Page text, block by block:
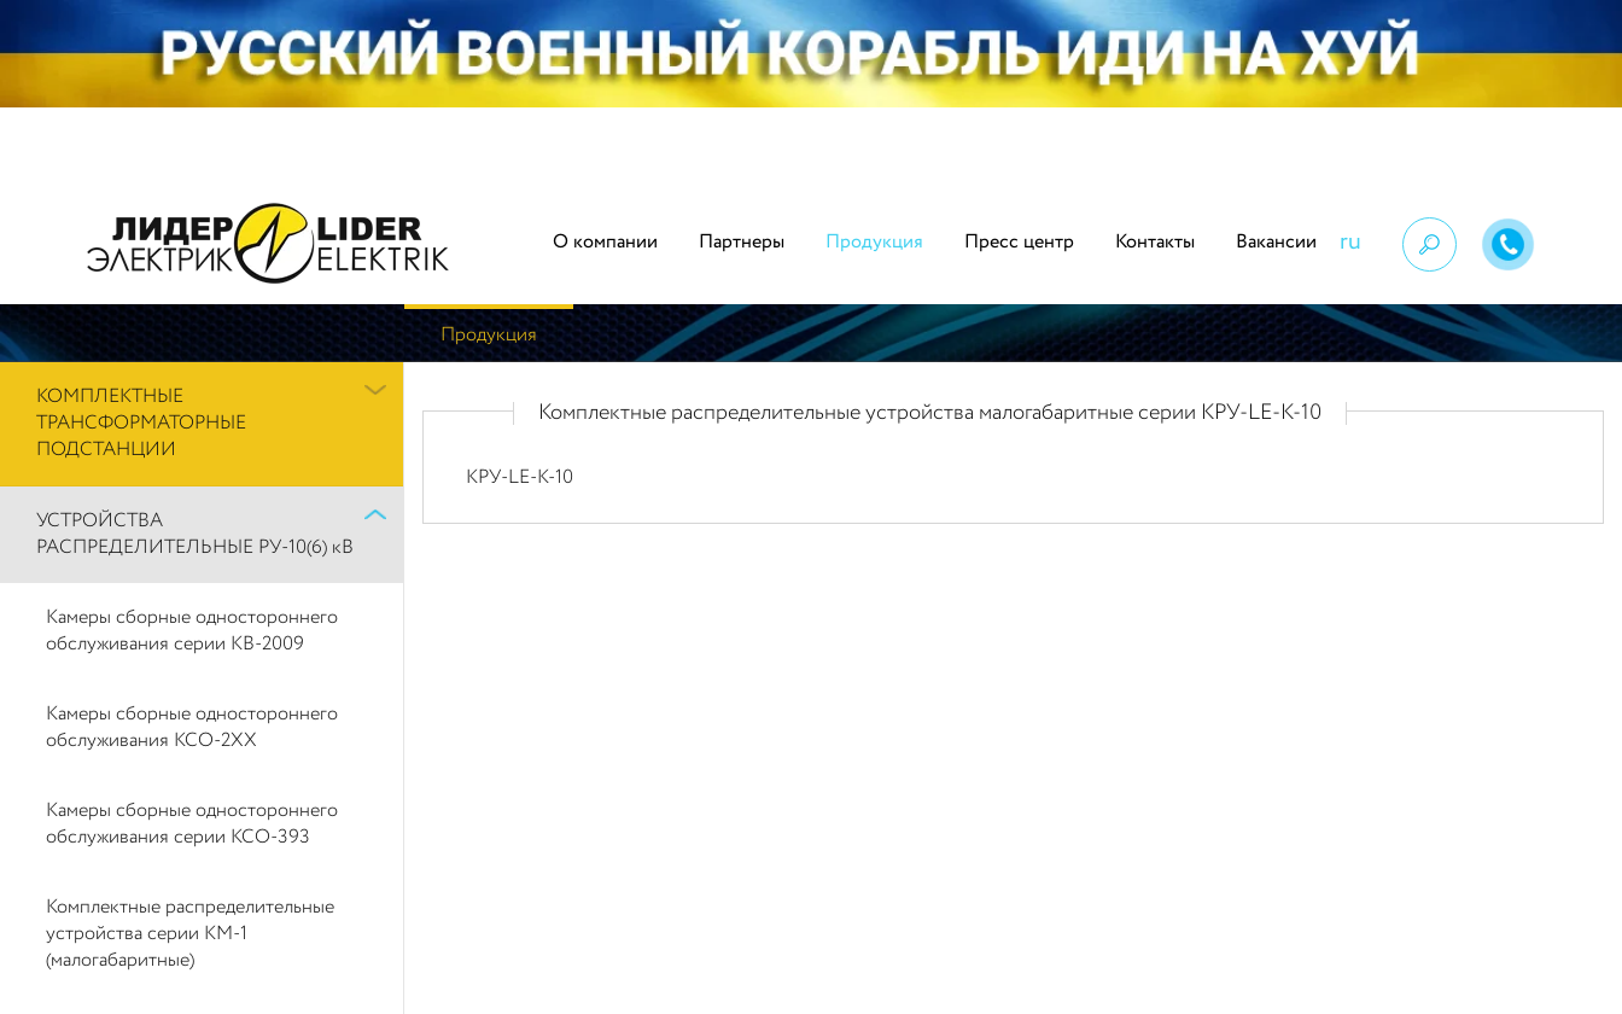
О компании Партнеры Продукция Пресс центр Контакты Вакансии ru
Продукция
КОМПЛЕКТНЫЕ
ТРАНСФОРМАТОРНЫЕ
ПОДСТАНЦИИ
УСТРОЙСТВА
РАСПРЕДЕЛИТЕЛЬНЫЕ РУ-10(6) кВ
Камеры сборные одностороннего
обслуживания серии КВ-2009
Камеры сборные одностороннего
обслуживания КСО-2ХХ
Камеры сборные одностороннего
обслуживания серии КСО-393
Комплектные распределительные
устройства серии КМ-1
(малогабаритные)
Комплектные распределительные устройства малогабаритные серии КРУ-LE-K-10
КРУ-LE-К-10